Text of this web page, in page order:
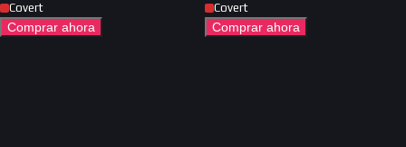
Covert
Comprar ahora
Covert
Comprar ahora